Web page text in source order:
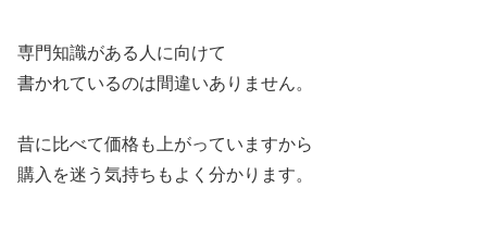
専門知識がある人に向けて
書かれているのは間違いありません。
昔に比べて価格も上がっていますから
購入を迷う気持ちもよく分かります。